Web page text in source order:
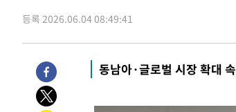
1시간 전 >[속보]코스닥, 2.86포인트(0.36%) 내린
1시간 전 >[속보]코스피, 6200선 약보합…0.60%
1시간 전 >
[속보]원·달러 환율, 7.7원 내린 1416.1원
1시간 전 >
[속보] 노원서 40.1도 관측…서울, 2018년
2시간 전 >
등록 2026.06.04 08:49:41
동남아·글로벌 시장 확대